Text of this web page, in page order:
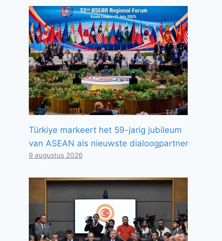
Türkiye markeert het 59-jarig jubileum
van ASEAN als nieuwste dialoogpartner
9 augustus 2026